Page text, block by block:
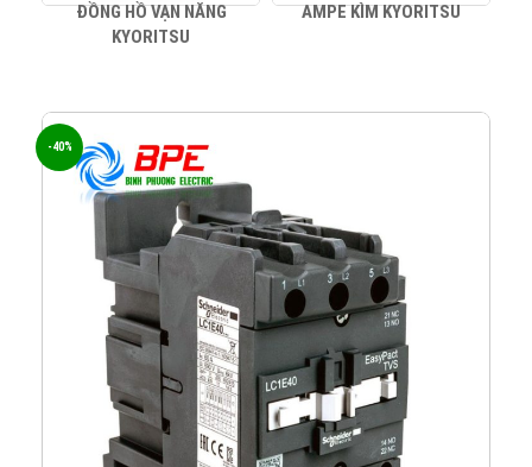
ĐỒNG HỒ VẠN NĂNG
KYORITSU
AMPE KÌM KYORITSU
-40%